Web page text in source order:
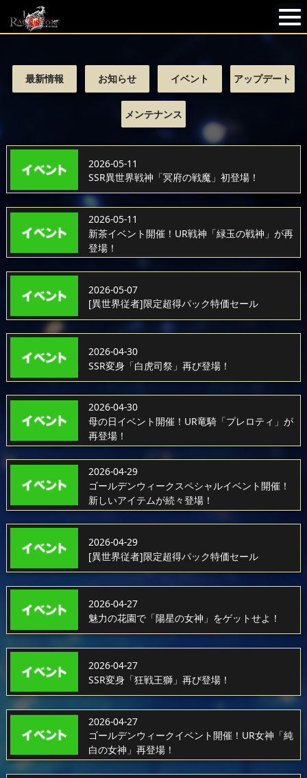
最新情報 お知らせ イベント アップデート
メンテナンス
2026-05-11
SSR異世界戦神「冥府の戦魔」初登場！
2026-05-11
新茶イベント開催！UR戦神「緑玉の戦神」が再
登場！
2026-05-07
[異世界従者]限定超得パック特価セール
2026-04-30
SSR変身「白虎司祭」再び登場！
2026-04-30
母の日イベント開催！UR竜騎「プレロティ」が
再登場！
2026-04-29
ゴールデンウィークスペシャルイベント開催！
新しいアイテムが続々登場！
2026-04-29
[異世界従者]限定超得パック特価セール
2026-04-27
魅力の花園で「陽星の女神」をゲットせよ！
2026-04-27
SSR変身「狂戦王獅」再び登場！
2026-04-27
ゴールデンウィークイベント開催！UR女神「純
白の女神」再登場！